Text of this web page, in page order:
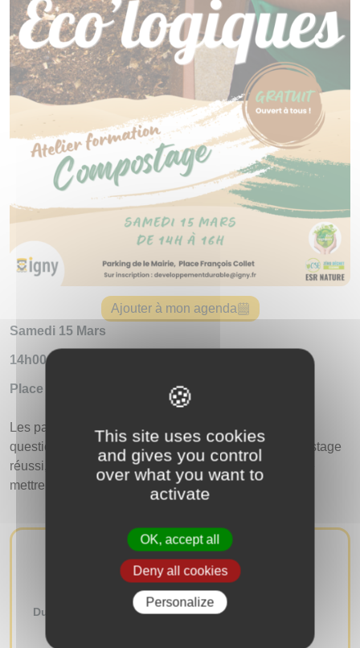
Ajouter à mon agenda
Samedi 15 Mars
14h00 - 16h00
Place François Collet
Les participants trouveront les réponses toutes leurs
questions sur le compostage à : Les clés d’un compostage
réussi, les différentes techniques de compostage, que
mettre dans le compost…
AUTRES ÉVÉNEMENTS
Du au
This site uses cookies
and gives you control
over what you want to
activate
OK, accept all
Deny all cookies
Personalize